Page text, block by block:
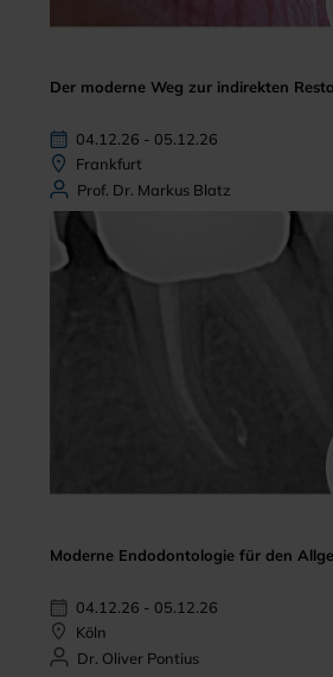
Der moderne Weg zur indirekten
04.12.26 - 05.12.26
Frankfurt
Prof. Dr. Markus Blatz
Moderne Endodontologie für den
04.12.26 - 05.12.26
Köln
Dr. Oliver Pontius